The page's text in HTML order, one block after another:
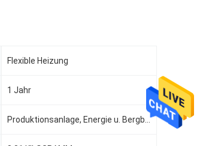
Flexible Heizung
1 Jahr
Produktionsanlage, Energie u. Bergbau, andere, indusrtial